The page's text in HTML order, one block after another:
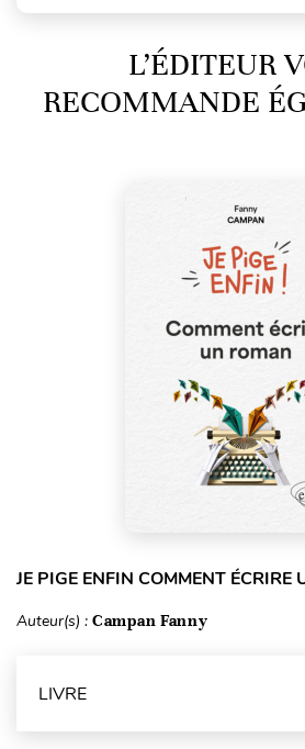
L’ÉDITEUR
RECOMMANDE
JE PIGE ENFIN COMMENT ÉCRIRE
Auteur(s) : Campan Fanny
LIVRE